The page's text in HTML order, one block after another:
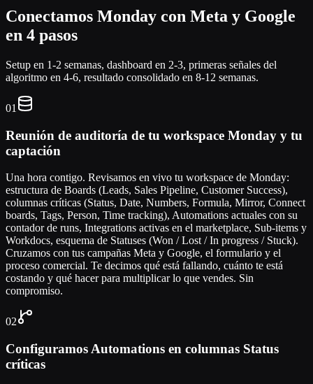
Conectamos Monday con Meta y Google
en 4 pasos
Setup en 1-2 semanas, dashboard en 2-3, primeras señales del
algoritmo en 4-6, resultado consolidado en 8-12 semanas.
01
Reunión de auditoría de tu workspace Monday y tu
captación
Una hora contigo. Revisamos en vivo tu workspace de Monday:
estructura de Boards (Leads, Sales Pipeline, Customer Success),
columnas críticas (Status, Date, Numbers, Formula, Mirror, Connect
boards, Tags, Person, Time tracking), Automations actuales con su
contador de runs, Integrations activas en el marketplace, Sub-items y
Workdocs, esquema de Statuses (Won / Lost / In progress / Stuck).
Cruzamos con tus campañas Meta y Google, el formulario y el
proceso comercial. Te decimos qué está fallando, cuánto te está
costando y qué hacer para multiplicar lo que vendes. Sin
compromiso.
02
Configuramos Automations en columnas Status
críticas